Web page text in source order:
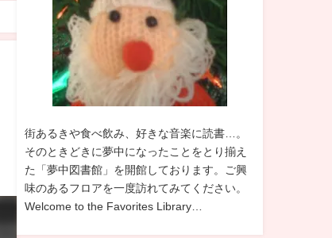
街あるきや食べ飲み、好きな音楽に読書…。
そのときどきに夢中になったことをとり揃え
た「夢中図書館」を開館しております。ご興
味のあるフロアを一度訪れてみてください。
Welcome to the Favorites Library…